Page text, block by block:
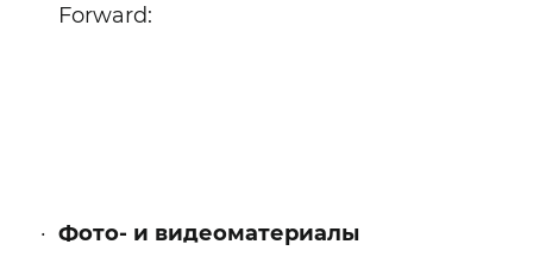
Forward:
Фото- и видеоматериалы